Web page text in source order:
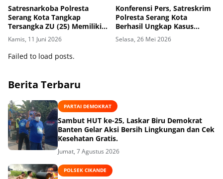
Satresnarkoba Polresta
Serang Kota Tangkap
Tersangka ZU (25) Memiliki
1,86 Gram Sabu di Lopang
Kota Serang
Kamis, 11 Juni 2026
Konferensi Pers, Satreskrim
Polresta Serang Kota
Berhasil Ungkap Kasus
Pembunuhan Berencana di
Gelam Cipocok
Selasa, 26 Mei 2026
Failed to load posts.
Berita Terbaru
PARTAI DEMOKRAT
Sambut HUT ke-25, Laskar Biru Demokrat
Banten Gelar Aksi Bersih Lingkungan dan Cek
Kesehatan Gratis.
Jumat, 7 Agustus 2026
POLSEK CIKANDE